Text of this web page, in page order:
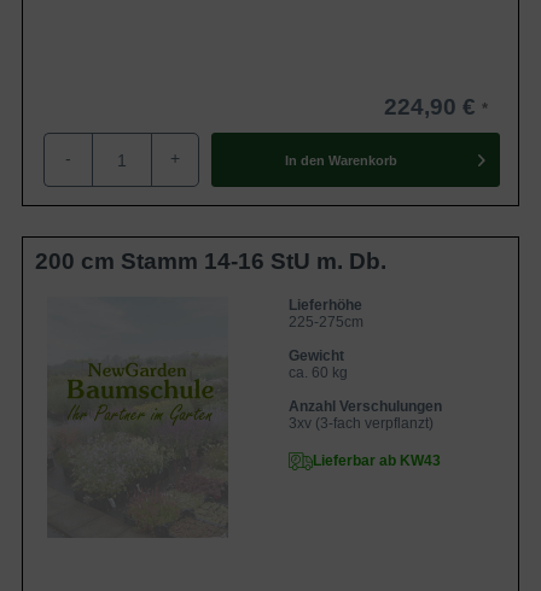
224,90 €
- + In den Warenkorb
200 cm Stamm 14-16 StU m. Db.
Lieferhöhe
225-275cm
Gewicht
ca. 60 kg
Anzahl Verschulungen
3xv (3-fach verpflanzt)
Lieferbar ab KW43